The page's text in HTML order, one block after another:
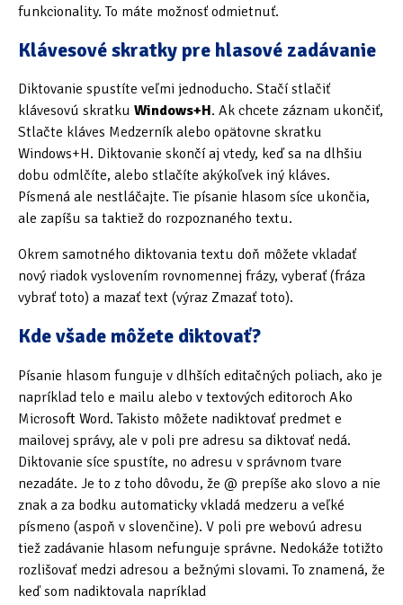
Hledání
Pracuji zrakem a sluchem(515)
Služby(115)
Software(503)
Asistivní software(428)
Běžný software (284)
Tipy & triky(17)
funkcionality. To máte možnosť odmietnuť.
Klávesové skratky pre hlasové zadávanie
Diktovanie spustíte veľmi jednoducho. Stačí stlačiť
klávesovú skratku Windows+H. Ak chcete záznam ukončiť,
Stlačte kláves Medzerník alebo opätovne skratku
Windows+H. Diktovanie skončí aj vtedy, keď sa na dlhšiu
dobu odmlčíte, alebo stlačíte akýkoľvek iný kláves.
Písmená ale nestláčajte. Tie písanie hlasom síce ukončia,
ale zapíšu sa taktiež do rozpoznaného textu.
Okrem samotného diktovania textu doň môžete vkladať
nový riadok vyslovením rovnomennej frázy, vyberať (fráza
vybrať toto) a mazať text (výraz Zmazať toto).
Kde všade môžete diktovať?
Písanie hlasom funguje v dlhších editačných poliach, ako je
napríklad telo e mailu alebo v textových editoroch Ako
Microsoft Word. Takisto môžete nadiktovať predmet e
mailovej správy, ale v poli pre adresu sa diktovať nedá.
Diktovanie síce spustíte, no adresu v správnom tvare
nezadáte. Je to z toho dôvodu, že @ prepíše ako slovo a nie
znak a za bodku automaticky vkladá medzeru a veľké
písmeno (aspoň v slovenčine). V poli pre webovú adresu
tiež zadávanie hlasom nefunguje správne. Nedokáže totižto
rozlišovať medzi adresou a bežnými slovami. To znamená, že
keď som nadiktovala napríklad